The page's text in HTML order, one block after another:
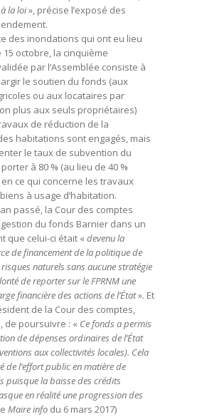
la loi», précise l’exposé des
des inondations qui ont eu lieu
15 octobre, la cinquième
par l’Assemblée consiste à
le soutien du fonds (aux
ou aux locataires par
plus aux seuls propriétaires)
de réduction de la
habitations sont engagés, mais
le taux de subvention du
à 80 % (au lieu de 40 %
ce qui concerne les travaux
à usage d’habitation.
passé, la Cour des comptes
du fonds Barnier dans un
que celui-ci était « devenu la
de financement de la politique de
naturels sans aucune stratégie
de reporter sur le FPRNM une
financière des actions de l’État». Et
de la Cour des comptes,
de poursuivre : « Ce fonds a permis
de dépenses ordinaires de l’État
aux collectivités locales). Cela
de l’effort public en matière de
puisque la baisse des crédits
en réalité une progression des
Maire info du 6 mars 2017)